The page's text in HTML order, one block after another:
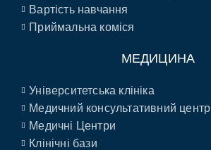
Вартість навчання
Приймальна коміся
МЕДИЦИНА
Університетська клініка
Медичний консультативний центр
Медичні Центри
Клінічні бази